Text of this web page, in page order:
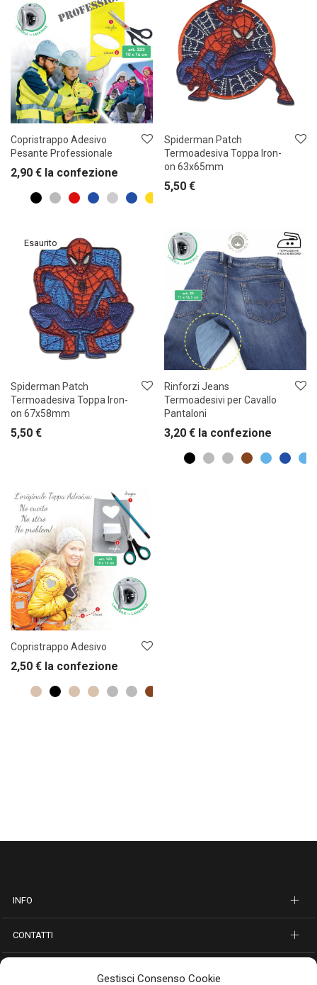
Gestisci Consenso Cookie
Copristrappo Adesivo
Pesante Professionale
2,90 € la confezione
Spiderman Patch
Termoadesiva Toppa Iron-
on 63x65mm
5,50 €
Spiderman Patch
Termoadesiva Toppa Iron-
on 67x58mm
5,50 €
Rinforzi Jeans
Termoadesivi per Cavallo
Pantaloni
3,20 € la confezione
Copristrappo Adesivo
2,50 € la confezione
INFO
CONTATTI